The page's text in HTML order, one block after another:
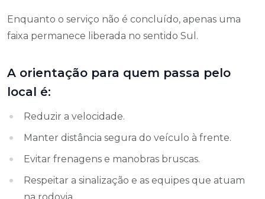
Enquanto o serviço não é concluído, apenas uma
faixa permanece liberada no sentido Sul.
A orientação para quem passa pelo
local é:
Reduzir a velocidade.
Manter distância segura do veículo à frente.
Evitar frenagens e manobras bruscas.
Respeitar a sinalização e as equipes que atuam